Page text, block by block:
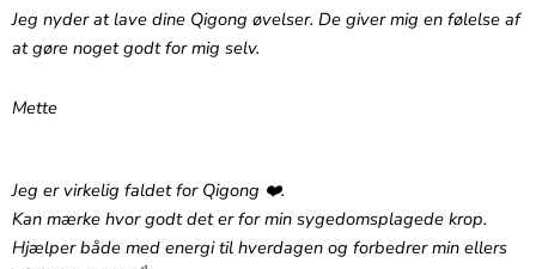
Jeg nyder at lave dine Qigong øvelser. De giver mig en følelse af
at gøre noget godt for mig selv.
Mette
Jeg er virkelig faldet for Qigong ❤️.‬
‪Kan mærke hvor godt det er for min sygedomsplagede krop.
Hjælper både med energi til hverdagen og forbedrer min ellers